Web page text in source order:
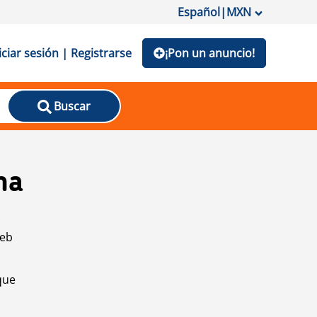
Español|MXN
sesión | Registrarse ¡Pon un anuncio!
Buscar